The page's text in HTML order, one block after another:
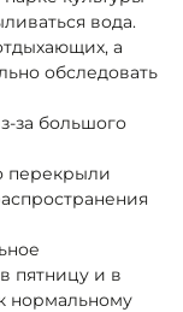
вода.
а
обследовать
за большого
перекрыли
пятницу и в
нормальному